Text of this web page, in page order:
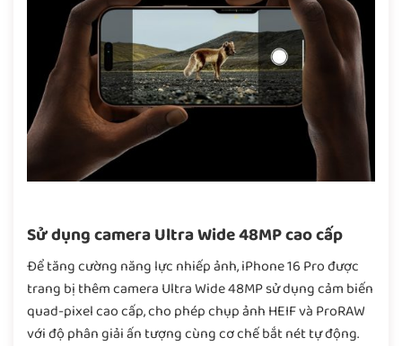
Sử dụng camera Ultra Wide 48MP cao cấp
Để tăng cường năng lực nhiếp ảnh, iPhone 16 Pro được
trang bị thêm camera Ultra Wide 48MP sử dụng cảm biến
quad-pixel cao cấp, cho phép chụp ảnh HEIF và ProRAW
với độ phân giải ấn tượng cùng cơ chế bắt nét tự động.